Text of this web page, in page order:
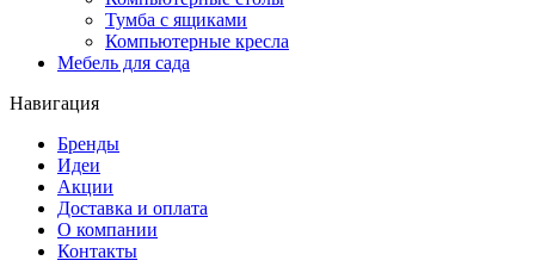
Тумба с ящиками
Компьютерные кресла
Мебель для сада
Навигация
Бренды
Идеи
Акции
Доставка и оплата
О компании
Контакты